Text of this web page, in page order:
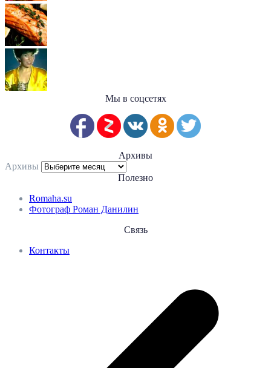
Мы в соцсетях
Архивы
Архивы
Полезно
Romaha.su
Фотограф Роман Данилин
Связь
Контакты